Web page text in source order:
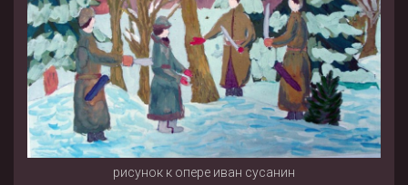
рисунок к опере иван сусанин